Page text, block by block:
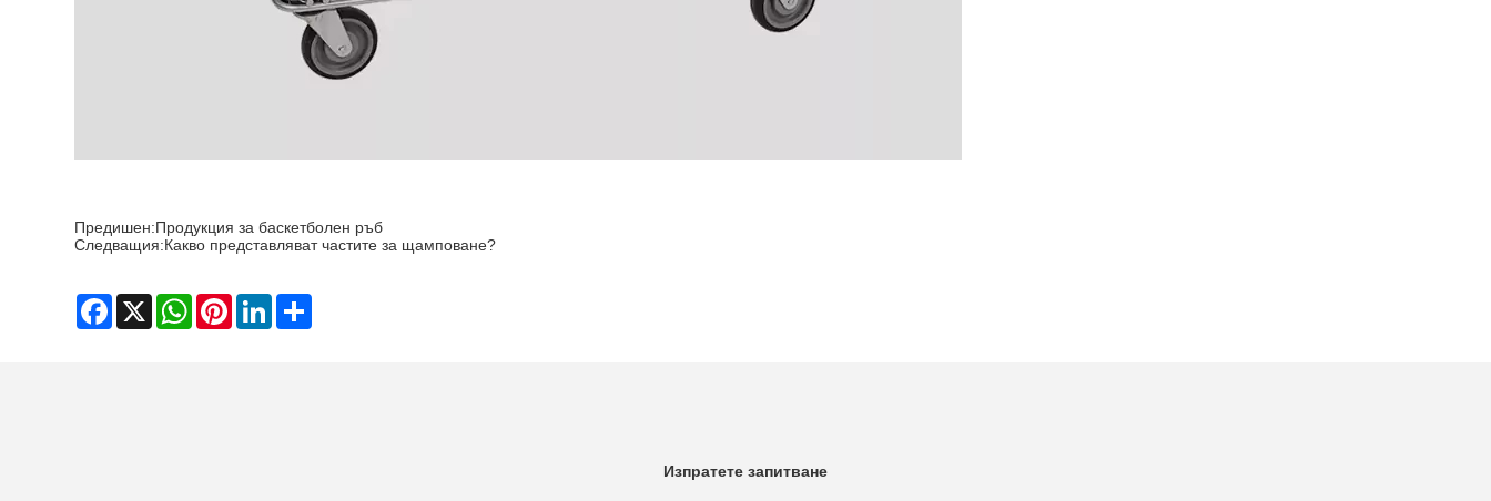
Предишен:Продукция за баскетболен ръб
Следващия:Какво представляват частите за щамповане?
Facebook
X WhatsAppPinterestLinkedIn
Изпратете запитване